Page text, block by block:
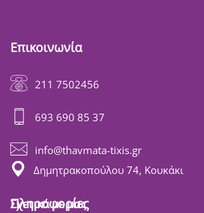
Επικοινωνία
211 7502456
693 690 85 37
info@thavmata-tixis.gr
Δημητρακοπούλου 74, Κουκάκι
Πληροφορίες
Σχετικά με μας